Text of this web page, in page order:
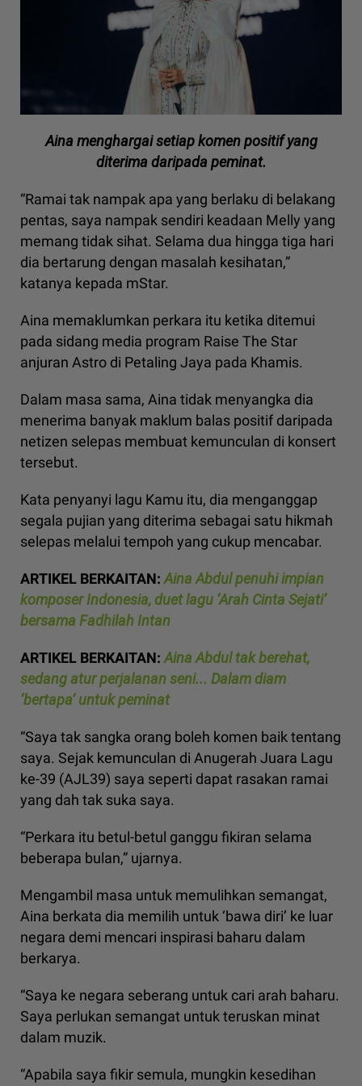
Aina menghargai setiap komen positif yang
diterima daripada peminat.
“Ramai tak nampak apa yang berlaku di belakang
pentas, saya nampak sendiri keadaan Melly yang
memang tidak sihat. Selama dua hingga tiga hari
dia bertarung dengan masalah kesihatan,”
katanya kepada mStar.
Aina memaklumkan perkara itu ketika ditemui
pada sidang media program Raise The Star
anjuran Astro di Petaling Jaya pada Khamis.
Dalam masa sama, Aina tidak menyangka dia
menerima banyak maklum balas positif daripada
netizen selepas membuat kemunculan di konsert
tersebut.
Kata penyanyi lagu Kamu itu, dia menganggap
segala pujian yang diterima sebagai satu hikmah
selepas melalui tempoh yang cukup mencabar.
ARTIKEL BERKAITAN: Aina Abdul penuhi impian
komposer Indonesia, duet lagu ‘Arah Cinta Sejati’
bersama Fadhilah Intan
ARTIKEL BERKAITAN: Aina Abdul tak berehat,
sedang atur perjalanan seni... Dalam diam
‘bertapa’ untuk peminat
“Saya tak sangka orang boleh komen baik tentang
saya. Sejak kemunculan di Anugerah Juara Lagu
ke-39 (AJL39) saya seperti dapat rasakan ramai
yang dah tak suka saya.
“Perkara itu betul-betul ganggu fikiran selama
beberapa bulan,” ujarnya.
Mengambil masa untuk memulihkan semangat,
Aina berkata dia memilih untuk ‘bawa diri’ ke luar
negara demi mencari inspirasi baharu dalam
berkarya.
“Saya ke negara seberang untuk cari arah baharu.
Saya perlukan semangat untuk teruskan minat
dalam muzik.
“Apabila saya fikir semula, mungkin kesedihan